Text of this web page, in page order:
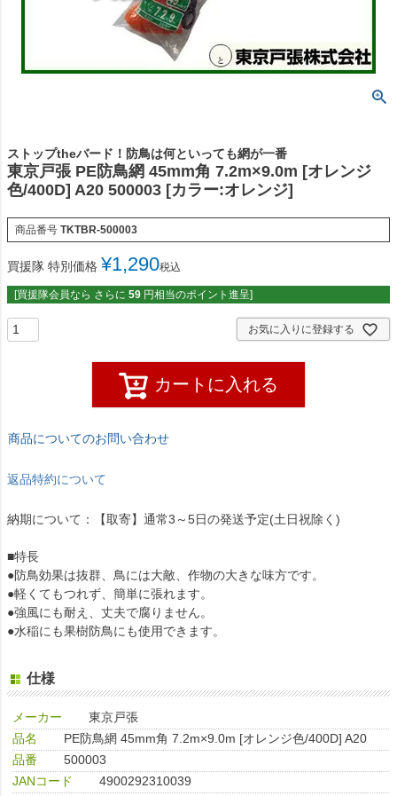
ストップtheバード！防鳥は何といっても網が一番
東京戸張 PE防鳥網 45mm角 7.2m×9.0m [オレンジ
色/400D] A20 500003 [カラー:オレンジ]
商品番号 TKTBR-500003
買援隊 特別価格 ¥1,290税込
[買援隊会員なら さらに 59 円相当のポイント進呈]
お気に入りに登録する
カートに入れる
商品についてのお問い合わせ
返品特約について
納期について：【取寄】通常3～5日の発送予定(土日祝除く)
■特長
●防鳥効果は抜群、鳥には大敵、作物の大きな味方です。
●軽くてもつれず、簡単に張れます。
●強風にも耐え、丈夫で腐りません。
●水稲にも果樹防鳥にも使用できます。
仕様
メーカー
東京戸張
品名
PE防鳥網 45mm角 7.2m×9.0m [オレンジ色/400D] A20
品番
500003
JANコード
4900292310039